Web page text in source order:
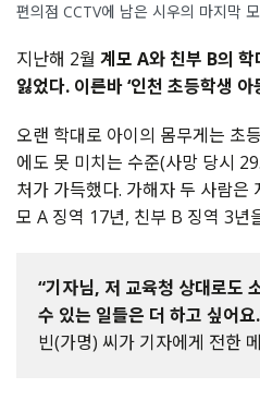
편의점 CCTV에 남은 시우의 마지막
지난해 2월 계모 A와 친부 B의
잃었다. 이른바 ‘인천 초등학생 아
오랜 학대로 아이의 몸무게는 초
에도 못 미치는 수준(사망 당시
처가 가득했다. 가해자 두 사람은
모 A 징역 17년, 친부 B 징역 3년
“기자님, 저 교육청 상대로도
수 있는 일들은 더 하고 싶어요
빈(가명) 씨가 기자에게 전한